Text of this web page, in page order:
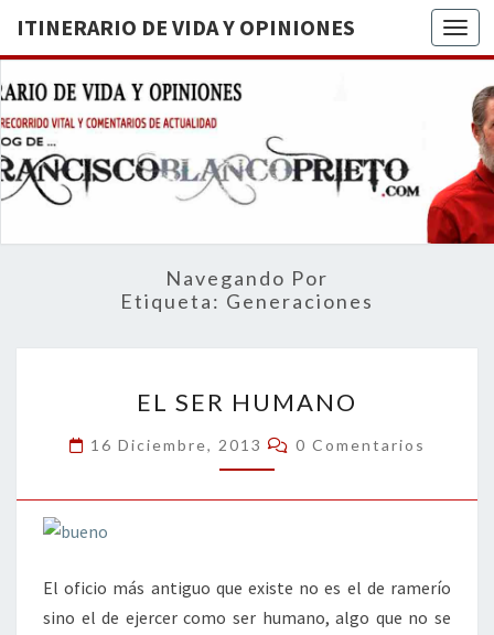
ITINERARIO DE VIDA Y OPINIONES
DE
BREVE
RECORRIDO
VITAL Y
ACTUALIDAD
Navegando Por
Etiqueta: Generaciones
SER
HUMANO
EL SER HUMANO
16 Diciembre, 2013 Comentarios
0 Comentarios
El oficio más antiguo que existe no es el de ramerío
sino el de ejercer como ser humano, algo que no se